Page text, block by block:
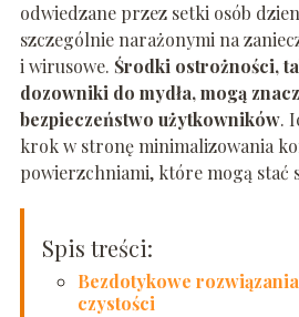
odwiedzane przez setki osób
szczególnie narażonymi na
i wirusowe. Środki ostrożności,
dozowniki do mydła, mogą
bezpieczeństwo użytkowników.
krok w stronę minimalizowania
powierzchniami, które mogą stać
Spis treści:
Bezdotykowe
czystości